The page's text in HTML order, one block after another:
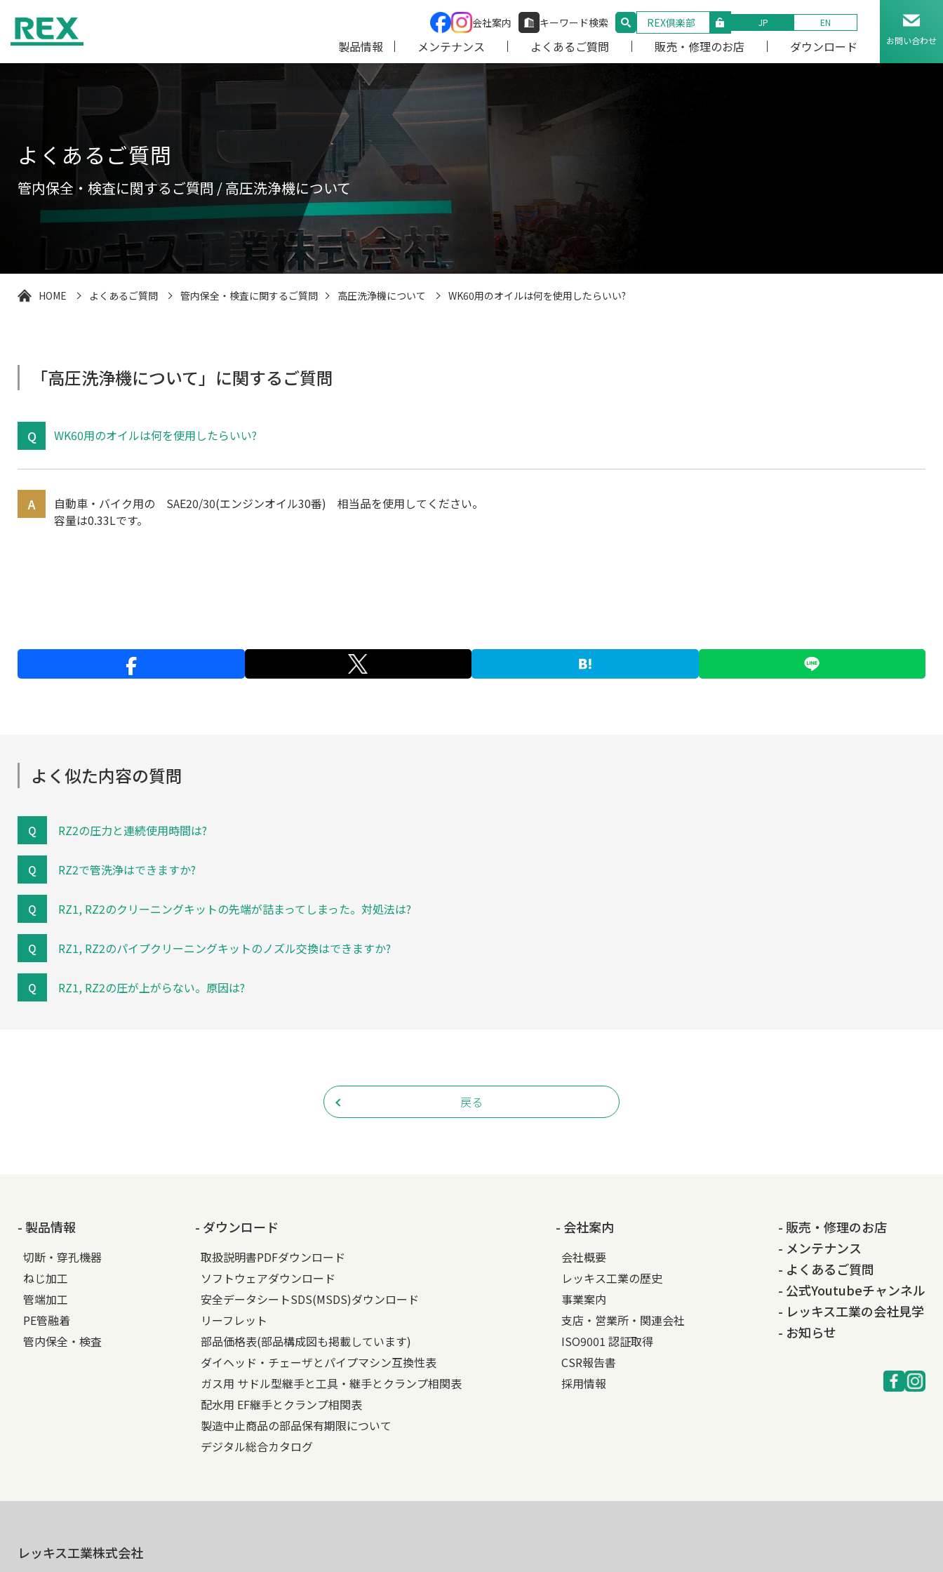
会社案内 キーワード検索 REX倶楽部 JP EN
製品情報 メンテナンス よくあるご質問 販売・修理のお店 ダウンロード お問い合わせ
よくあるご質問
管内保全・検査に関するご質問 / 高圧洗浄機について
HOME よくあるご質問 管内保全・検査に関するご質問 高圧洗浄機について WK60用のオイルは何を使用したらいい?
「高圧洗浄機について」に関するご質問
WK60用のオイルは何を使用したらいい?
自動車・バイク用の SAE20/30(エンジンオイル30番) 相当品を使用してください。
容量は0.33Lです。
よく似た内容の質問
RZ2の圧力と連続使用時間は?
RZ2で管洗浄はできますか?
RZ1, RZ2のクリーニングキットの先端が詰まってしまった。対処法は?
RZ1, RZ2のパイプクリーニングキットのノズル交換はできますか?
RZ1, RZ2の圧が上がらない。原因は?
戻る
- 製品情報
切断・穿孔機器
ねじ加工
管端加工
PE管融着
管内保全・検査
- ダウンロード
取扱説明書PDFダウンロード
ソフトウェアダウンロード
安全データシートSDS(MSDS)ダウンロード
リーフレット
部品価格表(部品構成図も掲載しています)
ダイヘッド・チェーザとパイプマシン互換性表
ガス用 サドル型継手と工具・継手とクランプ相関表
配水用 EF継手とクランプ相関表
製造中止商品の部品保有期限について
デジタル総合カタログ
- 会社案内
会社概要
レッキス工業の歴史
事業案内
支店・営業所・関連会社
ISO9001 認証取得
CSR報告書
採用情報
- 販売・修理のお店
- メンテナンス
- よくあるご質問
- 公式Youtubeチャンネル
- レッキス工業の会社見学
- お知らせ
レッキス工業株式会社